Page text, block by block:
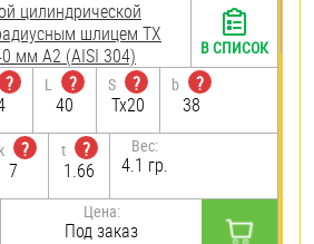
цилиндрической
шлицем TX
мм А2 (AISI 304)
?
L
?
40
S
?
Tx20
b
?
38
?
7
t
?
1.66
Вес:
4.1 гр.
Цена:
Под заказ
В СПИСОК